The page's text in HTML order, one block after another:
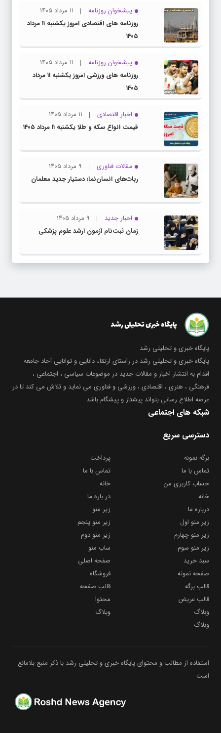
پیشخوان روزنامه
۱۱ مرداد ۱۴۰۵
روزنامه های اقتصادی امروز یکشنبه ۱۱ مرداد
۱۴۰۵
پیشخوان روزنامه
۱۱ مرداد ۱۴۰۵
روزنامه های ورزشی امروز یکشنبه ۱۱ مرداد
۱۴۰۵
اخبار اقتصادی
۱۱ مرداد ۱۴۰۵
قیمت انواع سکه و طلا یکشنبه ۱۱ مرداد ۱۴۰۵
مقالات فناوری
۹ مرداد ۱۴۰۵
ربات‌های انسان‌نما؛ دستیار جدید معلمان
اخبار جدید
۹ مرداد ۱۴۰۵
زمان ثبت‌نام آزمون ارشد علوم پزشکی
پایگاه خبری و تحلیلی رشد
پایگاه خبری و تحلیلی رشد در راستای ارتقاء دانایی و توانایی آحاد جامعه
اقدام به انتشار اخبار و مقالات جدید در موضوعات سیاسی ، اجتماعی ،
فرهنگی ، هنری ، اقتصادی ، ورزشی و فناوری می نماید و تلاش می کند تا در
عرصه اطلاع رسانی بتواند پیشتاز و پیشگام باشد
شبکه های اجتماعی
دسترسی سریع
برگه نمونه
پرداخت
تماس با ما
تماس با ما
حساب کاربری من
خانه
خانه
در باره ما
درباره ما
زیر منو
زیر منو اول
زیر منو پنجم
زیر منو چهارم
زیر منو دوم
زیر منو سوم
ساب منو
سبد خرید
صفحه اصلی
صفحه نمونه
فروشگاه
قالب برگه
قالب صفحه
قالب عریض
محتوا
وبلاگ
وبلاگ
وبلاگ
استفاده از مطالب و محتوای پایگاه خبری و تحلیلی رشد با ذکر منبع بلامانع
است